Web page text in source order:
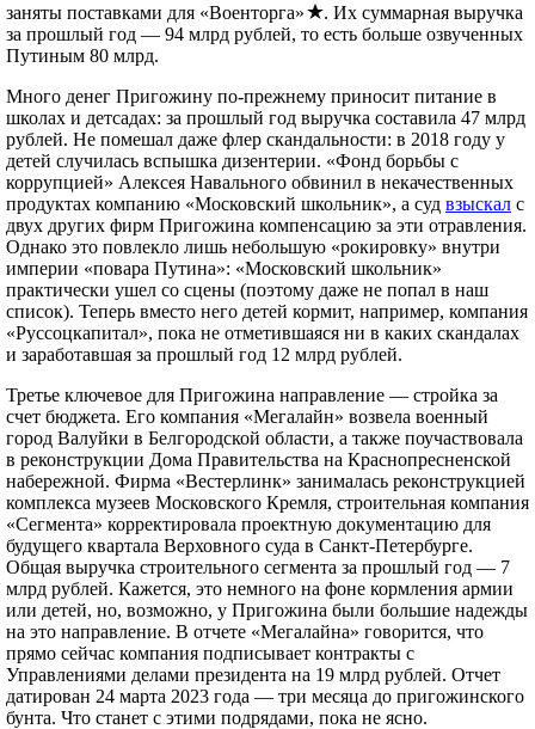
заняты поставками для «Военторга»
. Их суммарная выручка
за прошлый год — 94 млрд рублей, то есть больше озвученных
Путиным 80 млрд.
Много денег Пригожину по-прежнему приносит питание в
школах и детсадах: за прошлый год выручка составила 47 млрд
рублей. Не помешал даже флер скандальности: в 2018 году у
детей случилась вспышка дизентерии. «Фонд борьбы с
коррупцией» Алексея Навального обвинил в некачественных
продуктах компанию «Московский школьник», а суд взыскал с
двух других фирм Пригожина компенсацию за эти отравления.
Однако это повлекло лишь небольшую «рокировку» внутри
империи «повара Путина»: «Московский школьник»
практически ушел со сцены (поэтому даже не попал в наш
список). Теперь вместо него детей кормит, например, компания
«Руссоцкапитал», пока не отметившаяся ни в каких скандалах
и заработавшая за прошлый год 12 млрд рублей.
Третье ключевое для Пригожина направление — стройка за
счет бюджета. Его компания «Мегалайн» возвела военный
город Валуйки в Белгородской области, а также поучаствовала
в реконструкции Дома Правительства на Краснопресненской
набережной. Фирма «Вестерлинк» занималась реконструкцией
комплекса музеев Московского Кремля, строительная компания
«Сегмента» корректировала проектную документацию для
будущего квартала Верховного суда в Санкт-Петербурге.
Общая выручка строительного сегмента за прошлый год — 7
млрд рублей. Кажется, это немного на фоне кормления армии
или детей, но, возможно, у Пригожина были большие надежды
на это направление. В отчете «Мегалайна» говорится, что
прямо сейчас компания подписывает контракты с
Управлениями делами президента на 19 млрд рублей. Отчет
датирован 24 марта 2023 года — три месяца до пригожинского
бунта. Что станет с этими подрядами, пока не ясно.